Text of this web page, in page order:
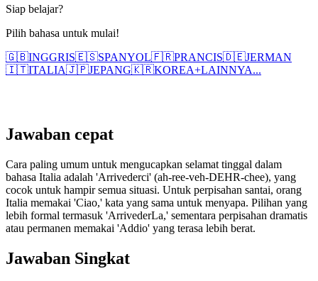
Siap belajar?
Pilih bahasa untuk mulai!
🇬🇧INGGRIS🇪🇸SPANYOL🇫🇷PRANCIS🇩🇪JERMAN
🇮🇹ITALIA🇯🇵JEPANG🇰🇷KOREA+LAINNYA...
Jawaban cepat
Cara paling umum untuk mengucapkan selamat tinggal dalam
bahasa Italia adalah 'Arrivederci' (ah-ree-veh-DEHR-chee), yang
cocok untuk hampir semua situasi. Untuk perpisahan santai, orang
Italia memakai 'Ciao,' kata yang sama untuk menyapa. Pilihan yang
lebih formal termasuk 'ArrivederLa,' sementara perpisahan dramatis
atau permanen memakai 'Addio' yang terasa lebih berat.
Jawaban Singkat